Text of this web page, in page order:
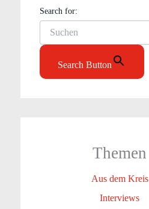
Search for:
Search Button
Themen
Aus dem Kreis
Interviews